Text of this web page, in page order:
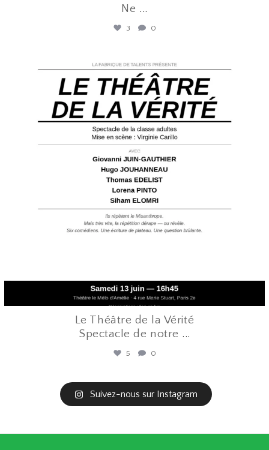
Ne ...
3 0
Juin 12
Le Théâtre de la Vérité
Spectacle de notre ...
5 0
Suivez-nous sur Instagram